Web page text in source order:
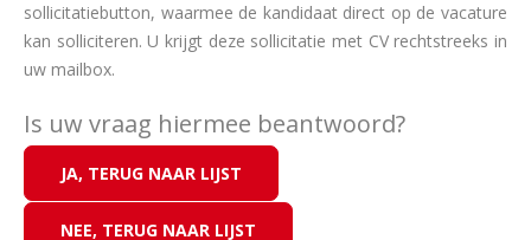
sollicitatiebutton, waarmee de kandidaat direct op de vacature
kan solliciteren. U krijgt deze sollicitatie met CV rechtstreeks in
uw mailbox.
Is uw vraag hiermee beantwoord?